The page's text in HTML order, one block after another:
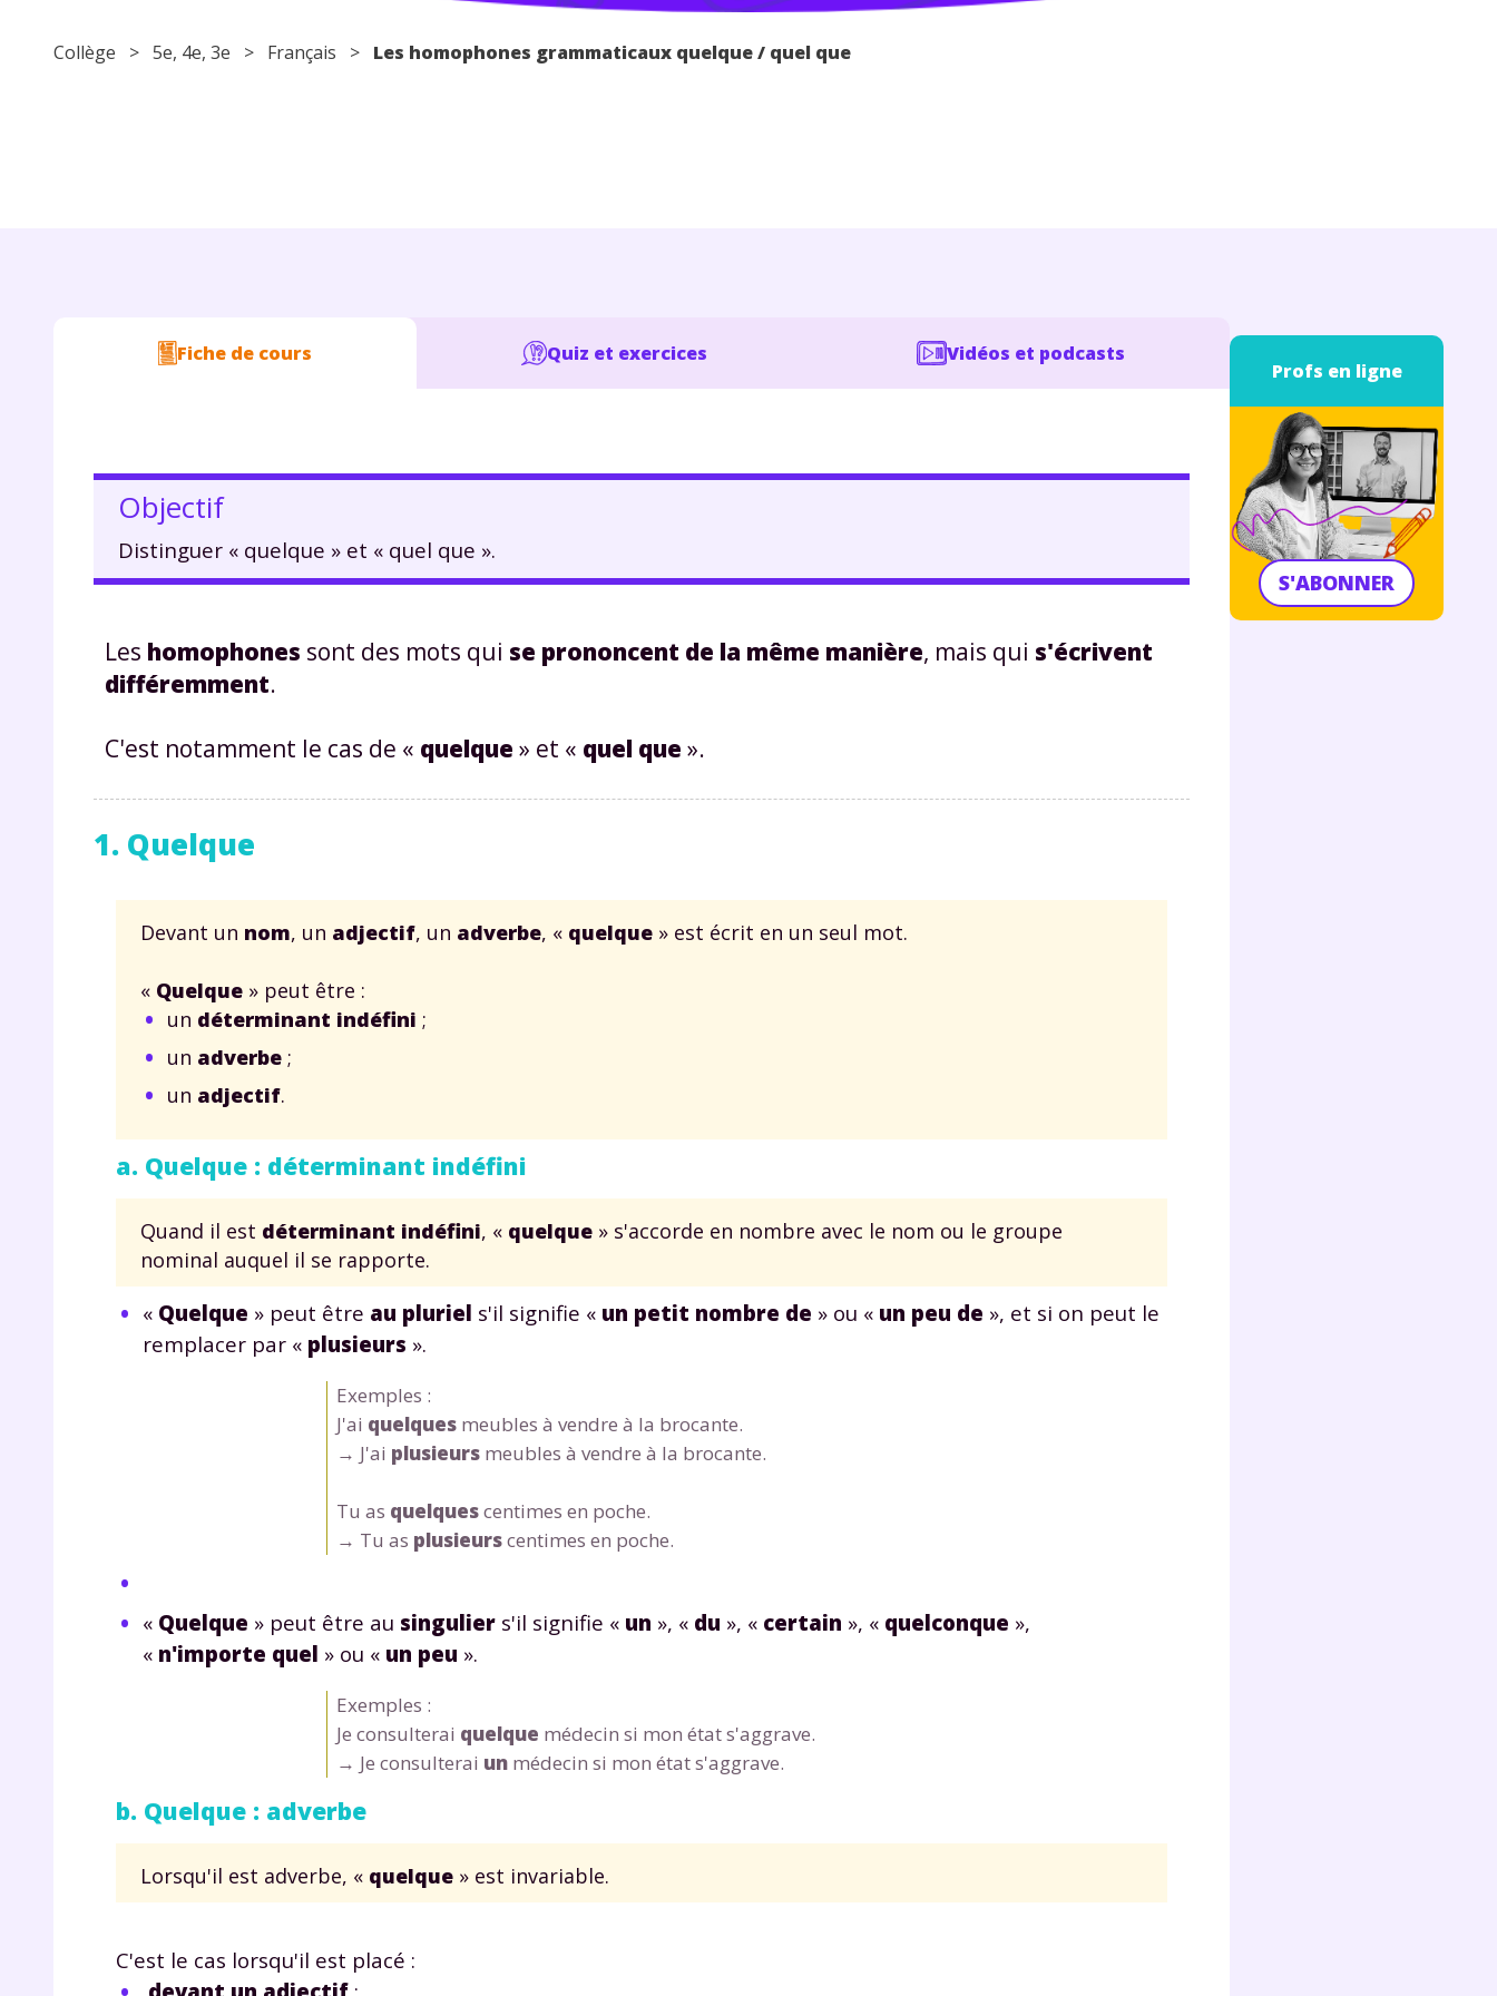
Collège > 5e, 4e, 3e > Français > Les homophones grammaticaux quelque / quel que
Fiche de cours Quiz et exercices Vidéos et podcasts
Objectif
Distinguer « quelque » et « quel que ».
Les homophones sont des mots qui se prononcent de la même manière, mais qui s'écrivent
différemment.
C'est notamment le cas de « quelque » et « quel que ».
1. Quelque
Devant un nom, un adjectif, un adverbe, « quelque » est écrit en un seul mot.
« Quelque » peut être :
un déterminant indéfini ;
un adverbe ;
un adjectif.
a. Quelque : déterminant indéfini
Quand il est déterminant indéfini, « quelque » s'accorde en nombre avec le nom ou le groupe
nominal auquel il se rapporte.
« Quelque » peut être au pluriel s'il signifie « un petit nombre de » ou « un peu de », et si on peut le
remplacer par « plusieurs ».
Exemples :
J'ai quelques meubles à vendre à la brocante.
→ J'ai plusieurs meubles à vendre à la brocante.
Tu as quelquescentimes en poche.
→ Tu as plusieurscentimes en poche.
« Quelque » peut être au singulier s'il signifie « un », « du », « certain », « quelconque »,
« n'importe quel » ou « un peu ».
Exemples :
Je consulterai quelque médecin si mon état s'aggrave.
→ Je consulterai un médecin si mon état s'aggrave.
b. Quelque : adverbe
Lorsqu'il est adverbe, « quelque » est invariable.
C'est le cas lorsqu'il est placé :
Profs en ligne
S'ABONNER
réussir votre année scolaire ?
notre plateforme de soutien scolaire !